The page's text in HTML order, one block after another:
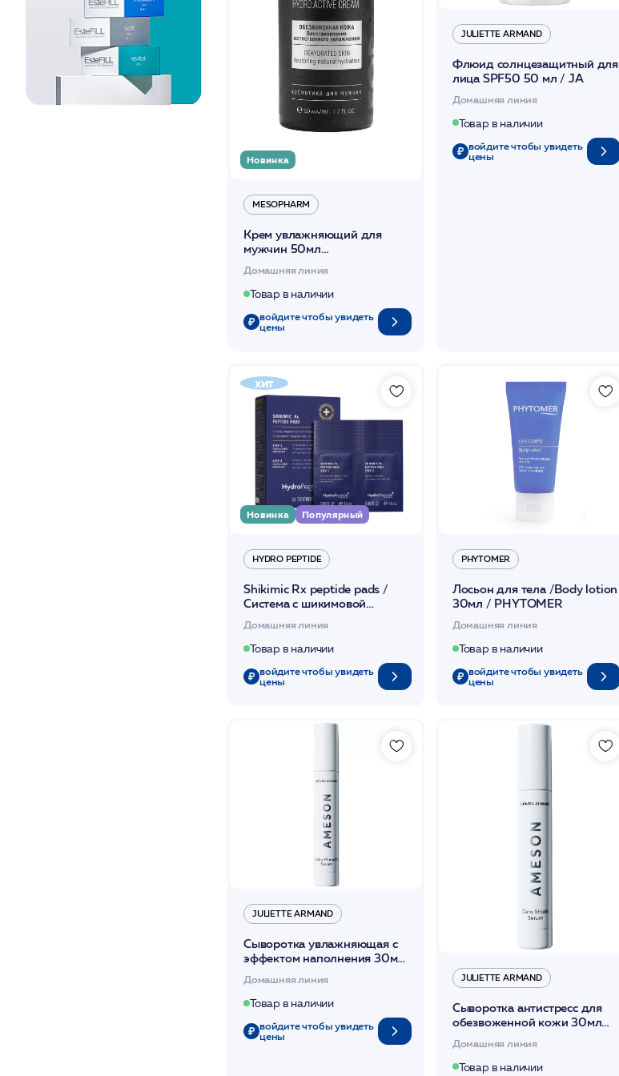
Обезвоженная
После агрессивных
факторов воздействия
Против выпадения
волос, для ломких,
Новинка
MESOPHARM
Крем увлажняющий для
мужчин 50мл
/HYDRO:ACTIVE CREAM
FOR MEN /MESOPHARM
Домашняя линия
Товар в наличии
войдите чтобы увидеть
цены
JULIETTE ARMAND
Флюид солнцезащитный для
лица SPF50 50 мл / JA
Домашняя линия
Товар в наличии
войдите чтобы увидеть
цены
хит
Новинка Популярный
HYDRO PEPTIDE
Shikimic Rx peptide pads /
Cистема с шикимовой
кислотой обновляющая
(30шт) /HP
Домашняя линия
Товар в наличии
войдите чтобы увидеть
цены
PHYTOMER
Лосьон для тела /Body lotion
30мл / PHYTOMER
Домашняя линия
Товар в наличии
войдите чтобы увидеть
цены
JULIETTE ARMAND
Сыворотка увлажняющая с
эффектом наполнения 30мл
/JA
Домашняя линия
Товар в наличии
войдите чтобы увидеть
цены
JULIETTE ARMAND
Сыворотка антистресс для
обезвоженной кожи 30мл
/JA
Домашняя линия
Товар в наличии